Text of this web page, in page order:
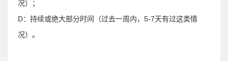
况）；
D：持续或绝大部分时间（过去一周内，5-7天有过这类情
况）。